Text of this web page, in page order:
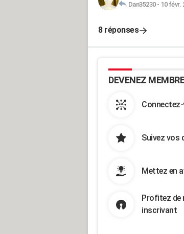
Dan35230- 10 févr.
8 réponses
DEVENEZ
Suivez vos
Mettez en
Profitez de
inscrivant